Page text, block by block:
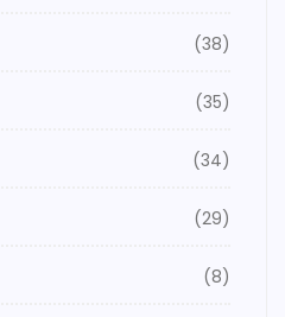
(38)
(35)
(34)
(29)
(8)